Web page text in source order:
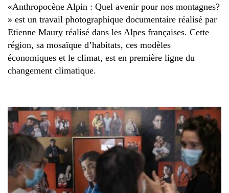
«Anthropocène Alpin : Quel avenir pour nos montagnes?
» est un travail photographique documentaire réalisé par
Etienne Maury réalisé dans les Alpes françaises. Cette
région, sa mosaïque d’habitats, ces modèles
économiques et le climat, est en première ligne du
changement climatique.